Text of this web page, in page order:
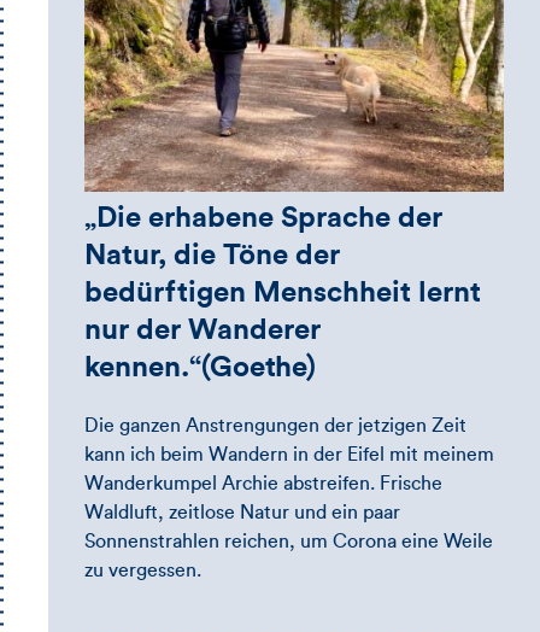
„Die erhabene Sprache der
Natur, die Töne der
bedürftigen Menschheit lernt
nur der Wanderer
kennen.“(Goethe)
Die ganzen Anstrengungen der jetzigen Zeit
kann ich beim Wandern in der Eifel mit meinem
Wanderkumpel Archie abstreifen. Frische
Waldluft, zeitlose Natur und ein paar
Sonnenstrahlen reichen, um Corona eine Weile
zu vergessen.